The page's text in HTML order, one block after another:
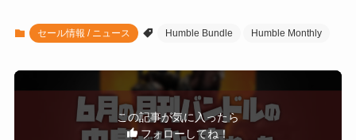
セール情報 / ニュース Humble Bundle Humble Monthly
この記事が気に入ったら
フォローしてね！